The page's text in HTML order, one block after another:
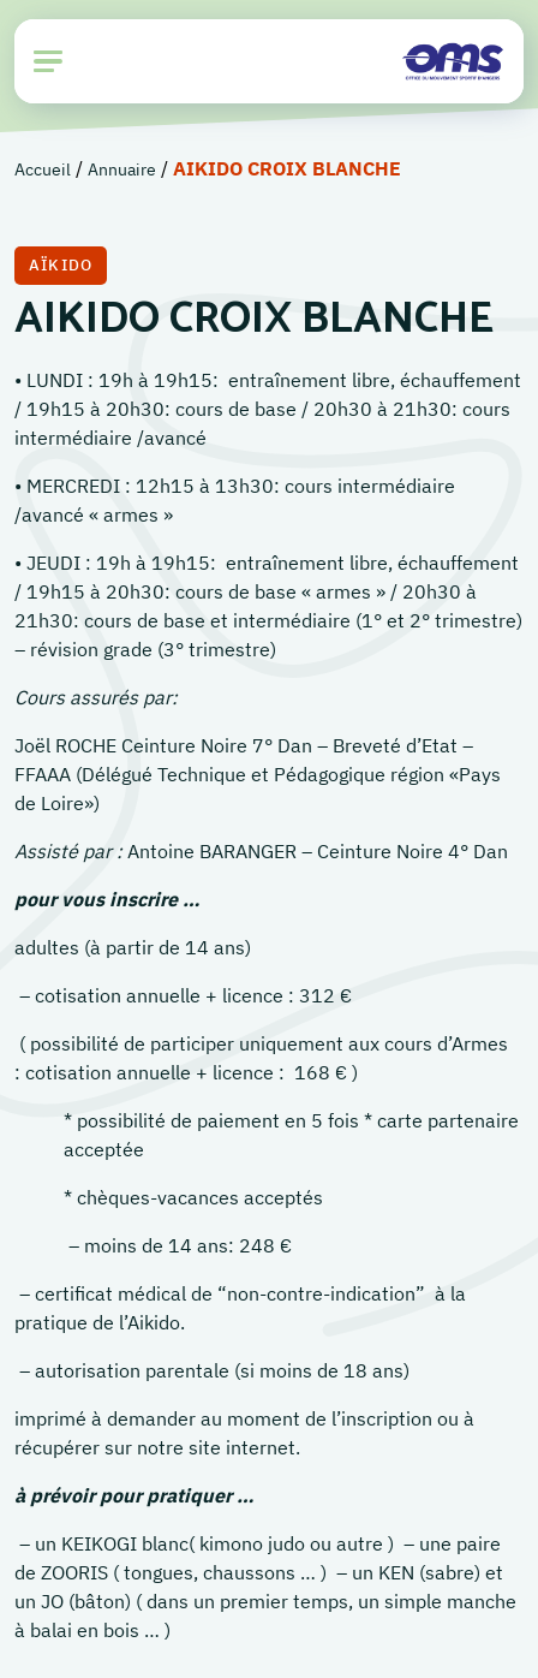
Accueil / Annuaire / AIKIDO CROIX BLANCHE
AÏKIDO
AIKIDO CROIX BLANCHE
• LUNDI : 19h à 19h15: entraînement libre, échauffement
/ 19h15 à 20h30: cours de base / 20h30 à 21h30: cours
intermédiaire /avancé
• MERCREDI : 12h15 à 13h30: cours intermédiaire
/avancé « armes »
• JEUDI : 19h à 19h15: entraînement libre, échauffement
/ 19h15 à 20h30: cours de base « armes » / 20h30 à
21h30: cours de base et intermédiaire (1° et 2° trimestre)
– révision grade (3° trimestre)
Cours assurés par:
Joël ROCHE Ceinture Noire 7° Dan – Breveté d’Etat –
FFAAA (Délégué Technique et Pédagogique région «Pays
de Loire»)
Assisté par :Antoine BARANGER – Ceinture Noire 4° Dan
pour vous inscrire …
adultes (à partir de 14 ans)
– cotisation annuelle + licence : 312 €
( possibilité de participer uniquement aux cours d’Armes
: cotisation annuelle + licence : 168 € )
* possibilité de paiement en 5 fois * carte partenaire
acceptée
* chèques-vacances acceptés
– moins de 14 ans: 248 €
– certificat médical de “non-contre-indication” à la
pratique de l’Aikido.
– autorisation parentale (si moins de 18 ans)
imprimé à demander au moment de l’inscription ou à
récupérer sur notre site internet.
à prévoir pour pratiquer …
– un KEIKOGI blanc( kimono judo ou autre ) – une paire
de ZOORIS ( tongues, chaussons … ) – un KEN (sabre) et
un JO (bâton) ( dans un premier temps, un simple manche
à balai en bois … )